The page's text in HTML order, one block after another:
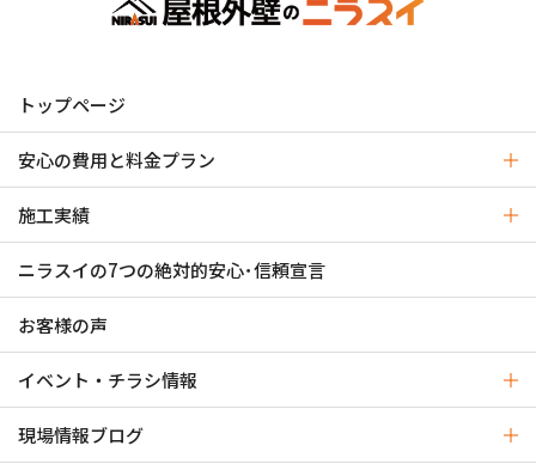
トップページ
安心の費用と料金プラン
施工実績
ニラスイの7つの絶対的安心･信頼宣言
お客様の声
イベント・チラシ情報
現場情報ブログ